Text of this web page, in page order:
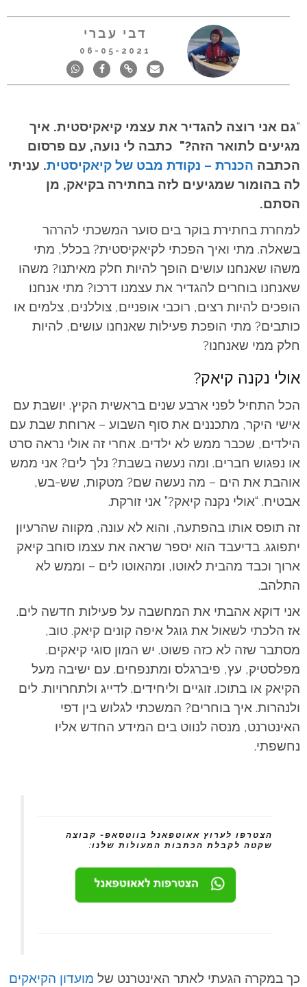
דבי עברי
06-05-2021
"גם אני רוצה להגדיר את עצמי קיאקיסטית. איך
מגיעים לתואר הזה?" כתבה לי נועה, עם פרסום
הכתבה הכנרת – נקודת מבט של קיאקיסטית. עניתי
לה בהומור שמגיעים לזה בחתירה בקיאק, מן
הסתם.
למחרת בחתירת בוקר בים סוער המשכתי להרהר
בשאלה. מתי ואיך הפכתי לקיאקיסטית? בכלל, מתי
משהו שאנחנו עושים הופך להיות חלק מאיתנו? משהו
שאנחנו בוחרים להגדיר את עצמנו דרכו? מתי אנחנו
הופכים להיות רצים, רוכבי אופניים, צוללנים, צלמים או
כותבים? מתי הופכת פעילות שאנחנו עושים, להיות
חלק ממי שאנחנו?
אולי נקנה קיאק?
הכל התחיל לפני ארבע שנים בראשית הקיץ. יושבת עם
אישי היקר, מתכננים את סוף השבוע – ארוחת שבת עם
הילדים, שכבר ממש לא ילדים. אחרי זה אולי נראה סרט
או נפגוש חברים. ומה נעשה בשבת? נלך לים? אני ממש
אוהבת את הים – מה נעשה שם? מטקות, שש-בש,
אבטיח. “אולי נקנה קיאק?” אני זורקת.
זה תופס אותו בהפתעה, והוא לא עונה, מקווה שהרעיון
יתפוגג. בדיעבד הוא יספר שראה את עצמו סוחב קיאק
ארוך וכבד מהבית לאוטו, ומהאוטו לים – וממש לא
התלהב.
אני דוקא אהבתי את המחשבה על פעילות חדשה לים.
אז הלכתי לשאול את גוגל איפה קונים קיאק. טוב,
מסתבר שזה לא כזה פשוט. יש המון סוגי קיאקים.
מפלסטיק, עץ, פיברגלס ומתנפחים. עם ישיבה מעל
הקיאק או בתוכו. זוגיים וליחידים. לדייג ולתחרויות. לים
ולנהרות. איך בוחרים? המשכתי לגלוש בין דפי
האינטרנט, מנסה לנווט בים המידע החדש אליו
נחשפתי.
הצטרפו לערוץ אאוטפאנל בווטסאפ- קבוצה
שקטה לקבלת הכתבות המעולות שלנו:
כך במקרה הגעתי לאתר האינטרנט של מועדון הקיאקים